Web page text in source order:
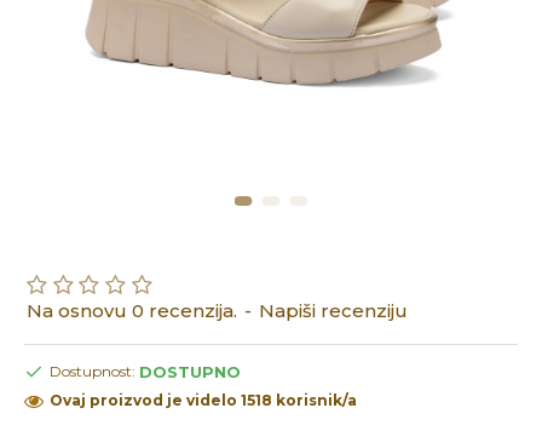
Na osnovu 0 recenzija. - Napiši recenziju
Dostupnost: DOSTUPNO
Ovaj proizvod je videlo 1518 korisnik/a